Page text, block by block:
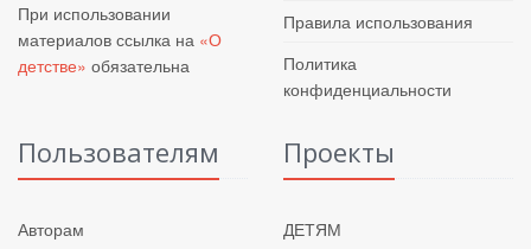
При использовании
материалов ссылка на «О
детстве» обязательна
Правила использования
Политика
конфиденциальности
Пользователям
Авторам
Проекты
ДЕТЯМ